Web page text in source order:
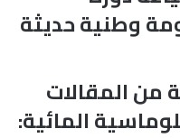
وطنية حديثة
من المقالات
المائية: